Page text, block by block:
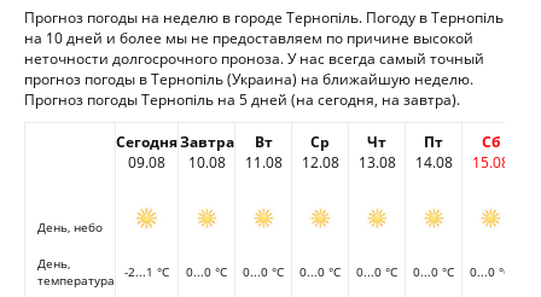
Прогноз погоды на неделю в городе Тернопіль. Погоду в Тернопіль
на 10 дней и более мы не предоставляем по причине высокой
неточности долгосрочного проноза. У нас всегда самый точный
прогноз погоды в Тернопіль (Украина) на ближайшую неделю.
Прогноз погоды Тернопіль на 5 дней (на сегодня, на завтра).
Сегодня
09.08
Завтра
10.08
Вт
11.08
Ср
12.08
Чт
13.08
Пт
14.08
Сб
15.08
День, небо
День,
температура
-2...1 °C 0...0 °C 0...0 °C 0...0 °C 0...0 °C 0...0 °C 0...0 °C